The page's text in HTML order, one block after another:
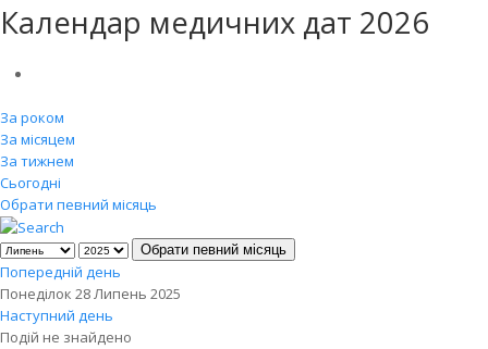
Календар медичних дат 2026
За роком
За місяцем
За тижнем
Сьогодні
Обрати певний місяць
Обрати певний місяць
Попередній день
Понеділок 28 Липень 2025
Наступний день
Подій не знайдено